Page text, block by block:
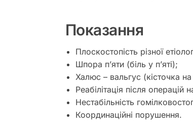
Показання
Плоскостопість різної
Шпора п’яти (біль у п’яті);
Халюс – вальгус (кісточка на
Реабілітація після операцій
Нестабільність
Координаційні порушення.